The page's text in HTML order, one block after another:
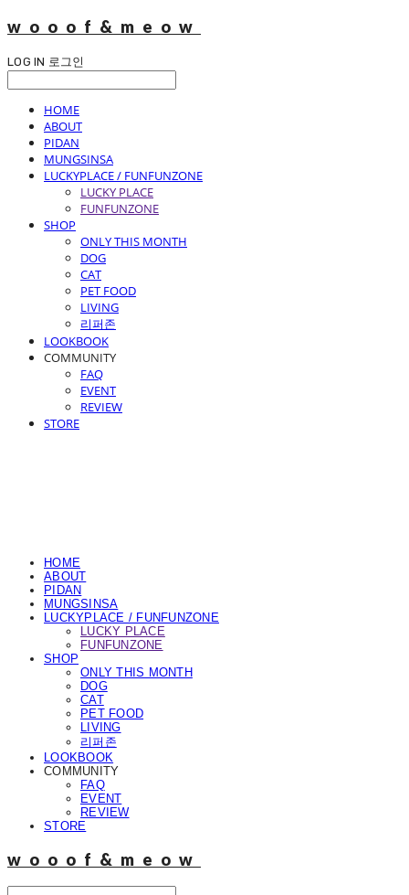
wooof&meow
LOG IN 로그인
HOME
ABOUT
PIDAN
MUNGSINSA
LUCKYPLACE / FUNFUNZONE
LUCKY PLACE
FUNFUNZONE
SHOP
ONLY THIS MONTH
DOG
CAT
PET FOOD
LIVING
리퍼존
LOOKBOOK
COMMUNITY
FAQ
EVENT
REVIEW
STORE
HOME
ABOUT
PIDAN
MUNGSINSA
LUCKYPLACE / FUNFUNZONE
LUCKY PLACE
FUNFUNZONE
SHOP
ONLY THIS MONTH
DOG
CAT
PET FOOD
LIVING
리퍼존
LOOKBOOK
COMMUNITY
FAQ
EVENT
REVIEW
STORE
wooof&meow